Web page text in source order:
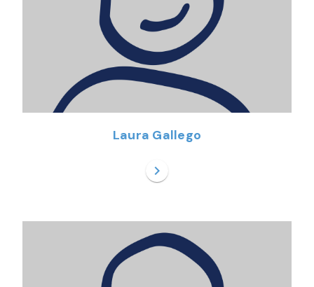
Laura Gallego
chevron_right